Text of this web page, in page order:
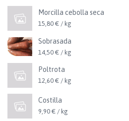
Morcilla cebolla seca
15,80 € / kg
Sobrasada
14,50 € / kg
Poltrota
12,60 € / kg
Costilla
9,90 € / kg